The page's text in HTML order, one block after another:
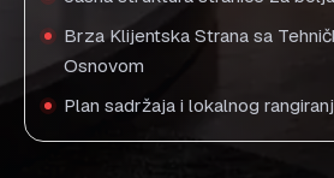
Brza Klijentska Strana sa
Osnovom
Plan sadržaja i lokalnog